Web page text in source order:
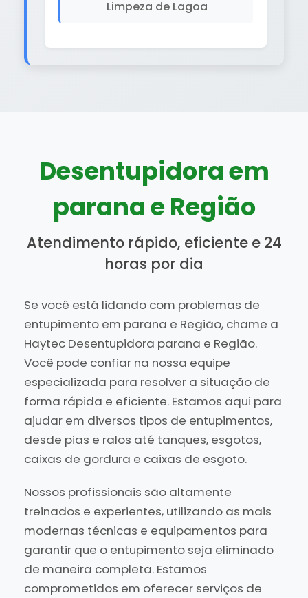
Limpeza de Lagoa
Desentupidora em
parana e Região
Atendimento rápido, eficiente e 24
horas por dia
Se você está lidando com problemas de
entupimento em parana e Região, chame a
Haytec Desentupidora parana e Região.
Você pode confiar na nossa equipe
especializada para resolver a situação de
forma rápida e eficiente. Estamos aqui para
ajudar em diversos tipos de entupimentos,
desde pias e ralos até tanques, esgotos,
caixas de gordura e caixas de esgoto.
Nossos profissionais são altamente
treinados e experientes, utilizando as mais
modernas técnicas e equipamentos para
garantir que o entupimento seja eliminado
de maneira completa. Estamos
comprometidos em oferecer serviços de